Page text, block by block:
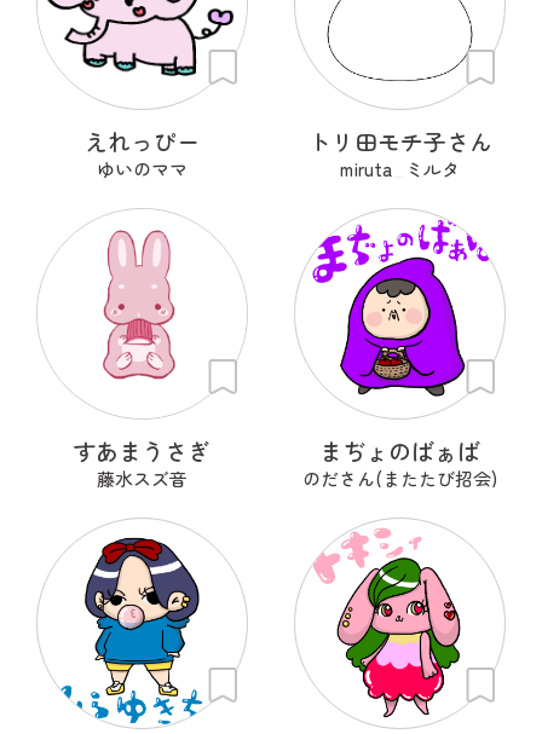
えれっぴー
ゆいのママ
トリ田モチ子さん
miruta_ミルタ
すあまうさぎ
藤水スズ音
まぢょのばぁば
のださん(またたび招会)